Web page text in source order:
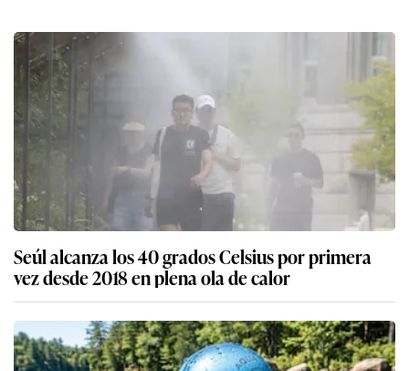
Seúl alcanza los 40 grados Celsius por primera
vez desde 2018 en plena ola de calor